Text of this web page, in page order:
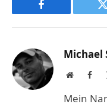
Facebook
Michael
Website
Mein